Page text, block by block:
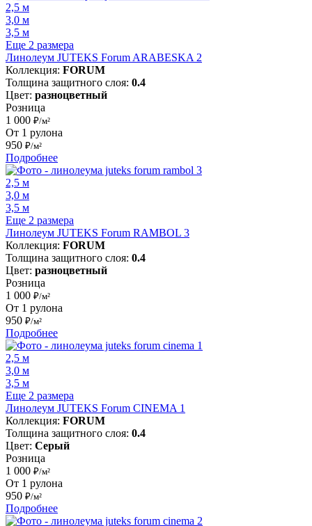
2,5 м
3,0 м
3,5 м
Еще 2 размера
Линолеум JUTEKS Forum ARABESKA 2
Коллекция: FORUM
Толщина защитного слоя: 0.4
Цвет: разноцветный
Розница
1 000 ₽/м²
От 1 рулона
950 ₽/м²
Подробнее
2,5 м
3,0 м
3,5 м
Еще 2 размера
Линолеум JUTEKS Forum RAMBOL 3
Коллекция: FORUM
Толщина защитного слоя: 0.4
Цвет: разноцветный
Розница
1 000 ₽/м²
От 1 рулона
950 ₽/м²
Подробнее
2,5 м
3,0 м
3,5 м
Еще 2 размера
Линолеум JUTEKS Forum CINEMA 1
Коллекция: FORUM
Толщина защитного слоя: 0.4
Цвет: Серый
Розница
1 000 ₽/м²
От 1 рулона
950 ₽/м²
Подробнее